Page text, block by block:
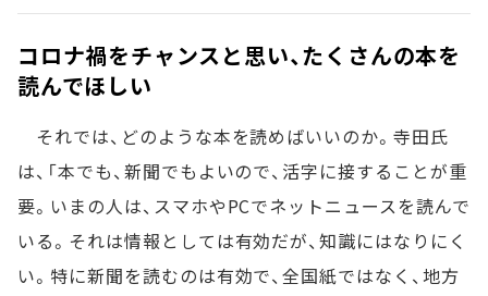
コロナ禍をチャンスと思い、たくさんの本を
読んでほしい
それでは、どのような本を読めばいいのか。寺田氏
は、「本でも、新聞でもよいので、活字に接することが重
要。いまの人は、スマホやPCでネットニュースを読んで
いる。それは情報としては有効だが、知識にはなりにく
い。特に新聞を読むのは有効で、全国紙ではなく、地方